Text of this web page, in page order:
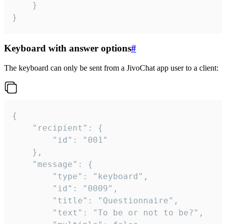
}
Keyboard with answer options#
The keyboard can only be sent from a JivoChat app user to a client:
{